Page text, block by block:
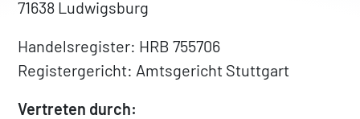
71638 Ludwigsburg
Handelsregister: HRB 755706
Registergericht: Amtsgericht Stuttgart
Vertreten durch: